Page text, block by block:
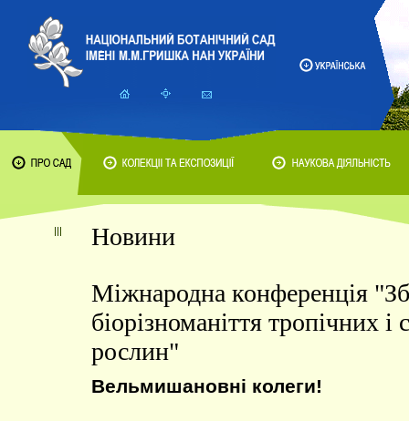
Новини
Міжнародна конференція
біорізноманіття тропічних і
рослин"
Вельмишановні колеги!